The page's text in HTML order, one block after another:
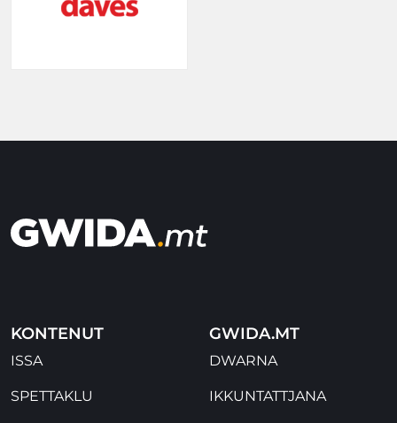
KONTENUT
ISSA
SPETTAKLU
GWIDA.MT
DWARNA
IKKUNTATTJANA